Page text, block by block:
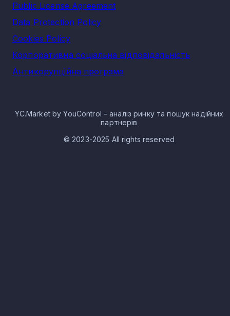
Public License Agreement
Data Protection Policy
Cookies Policy
Корпоративна соціальна відповідальність
Антикорупційна програма
YC.Market by YouControl – аналіз ринку та пошук надійних
партнерів
© 2023-2025 All rights reserved